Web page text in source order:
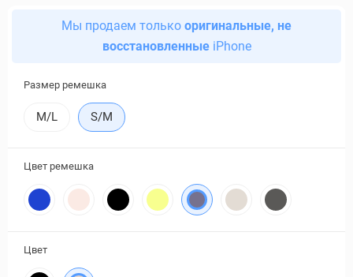
Мы продаем только оригинальные, не
восстановленныеiPhone
Размер ремешка
M/L S/M
Цвет ремешка
Цвет